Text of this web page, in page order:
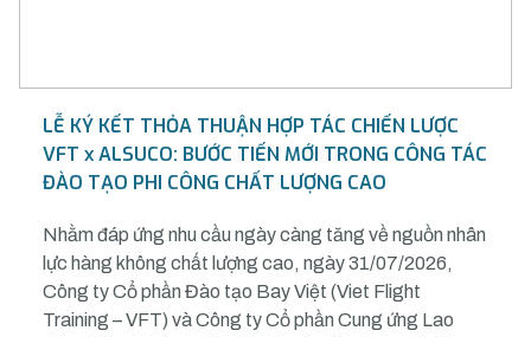
LỄ KÝ KẾT THỎA THUẬN HỢP TÁC CHIẾN LƯỢC
VFT x ALSUCO: BƯỚC TIẾN MỚI TRONG CÔNG TÁC
ĐÀO TẠO PHI CÔNG CHẤT LƯỢNG CAO
Nhằm đáp ứng nhu cầu ngày càng tăng về nguồn nhân
lực hàng không chất lượng cao, ngày 31/07/2026,
Công ty Cổ phần Đào tạo Bay Việt (Viet Flight
Training – VFT) và Công ty Cổ phần Cung ứng Lao